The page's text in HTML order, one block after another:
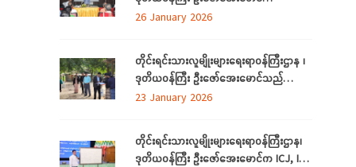
ရန်ကုန်တိုင်းဒေသကြီး၊ ညွှန်ကြားရေးမှူးရုံးရှိ
အတွင်းရှိ တိုင်းရင်းသားစာပေနှင့်ယဉ်ကျေးမှု
ကော်မတီများနှင့်တွေ့ဆုံ
26 January 2026
တိုင်းရင်းသားလူမျိုးများရေးရာဝန်ကြီးဌာန ၊
ဒုတိယဝန်ကြီး ဦးဇော်အေးမောင်သည်
တိုင်းရင်းသားရေးရာနှင့်သက်မွေးပညာသင်
မည့်မြေနေရာတွင် လုပ်ငန်းဆောင်ရွက်မှု
အခြေအနေများကို ကြည့်ရှုစစ်ဆေးခြင်း
23 January 2026
တိုင်းရင်းသားလူမျိုးများရေးရာဝန်ကြီးဌာန၊
ဒုတိယဝန်ကြီး ဦးဇော်‌အေးမောင်က ICJ, ICC